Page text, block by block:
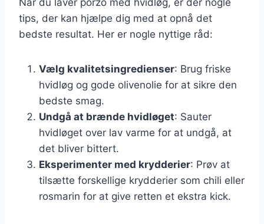
tips, der kan hjælpe dig med at opnå det
bedste resultat. Her er nogle nyttige råd:
Vælg kvalitetsingredienser: Brug friske
hvidløg og gode olivenolie for at sikre den
bedste smag.
Undgå at brænde hvidløget: Sauter
hvidløget over lav varme for at undgå, at
det bliver bittert.
Eksperimenter med krydderier: Prøv at
tilsætte forskellige krydderier som chili eller
rosmarin for at give retten et ekstra kick.